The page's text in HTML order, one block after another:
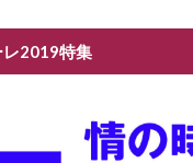
レ2019特集